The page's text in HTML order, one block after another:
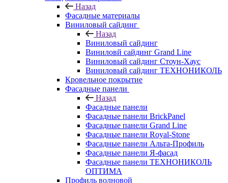
Назад
Фасадные материалы
Виниловый сайдинг
Назад
Виниловый сайдинг
Виниловй сайдинг Grand Line
Виниловый сайдинг Стоун-Хаус
Виниловый сайдинг ТЕХНОНИКОЛЬ
Кровельное покрытие
Фасадные панели
Назад
Фасадные панели
Фасадные панели BrickPanel
Фасадные панели Grand Line
Фасадные панели Royal-Stone
Фасадные панели Альта-Профиль
Фасадные панели Я-фасад
Фасадные панели ТЕХНОНИКОЛЬ
ОПТИМА
Профиль волновой